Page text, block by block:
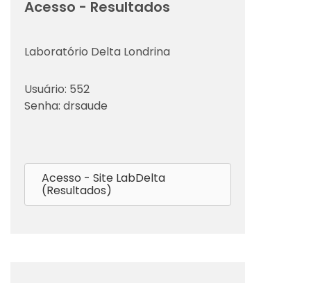
Acesso - Resultados
Laboratório Delta Londrina
Usuário: 552
Senha: drsaude
Acesso - Site LabDelta
(Resultados)